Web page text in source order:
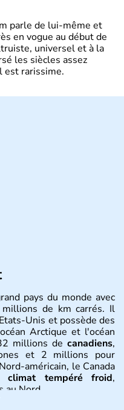
parle de lui-même et
en vogue au début de
universel et à la
les siècles assez
est rarissime.
pays du monde avec
de km carrés. Il
Unis et possède des
Arctique et l'océan
millions de canadiens,
et 2 millions pour
américain, le Canada
climat tempéré froid,
au Nord.